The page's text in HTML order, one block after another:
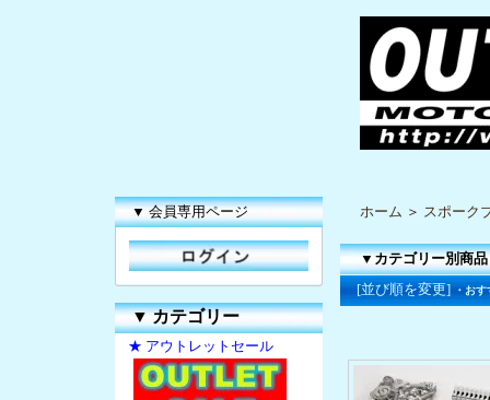
▼ 会員専用ページ
▼カテゴリー
★ アウトレットセール
ホーム ＞ スポーク
▼カテゴリー別商品
[並び順を変更]
・お